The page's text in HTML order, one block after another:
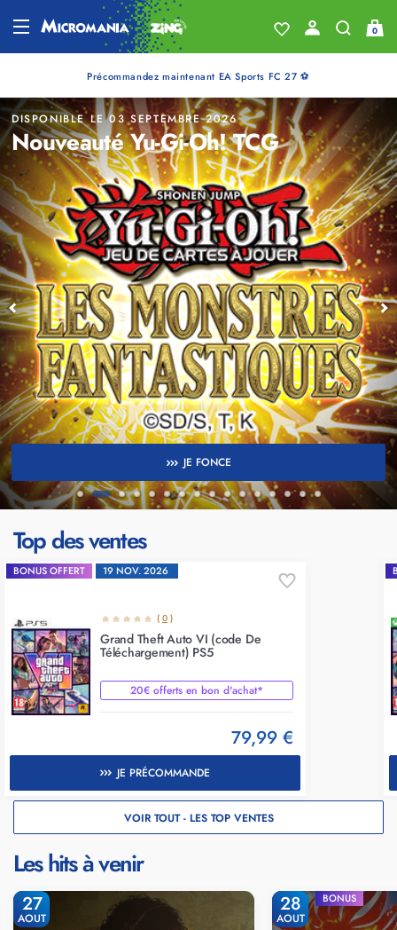
Micromania, votre 0
Précommandez maintenant EA Sports FC 27 ⚽
DISPONIBLE LE 03 SEPTEMBRE 2026
Nouveauté Yu-Gi-Oh! TCG
JE FONCE
Top des ventes
BONUS OFFERT 19 NOV. 2026
( 0 )
Grand Theft Auto VI (code De
Téléchargement) PS5
20€ offerts en bon d'achat*
79,99 €
JE PRÉCOMMANDE
VOIR TOUT - LES TOP VENTES
Les hits à venir
27
AOUT
BONUS
28
AOUT